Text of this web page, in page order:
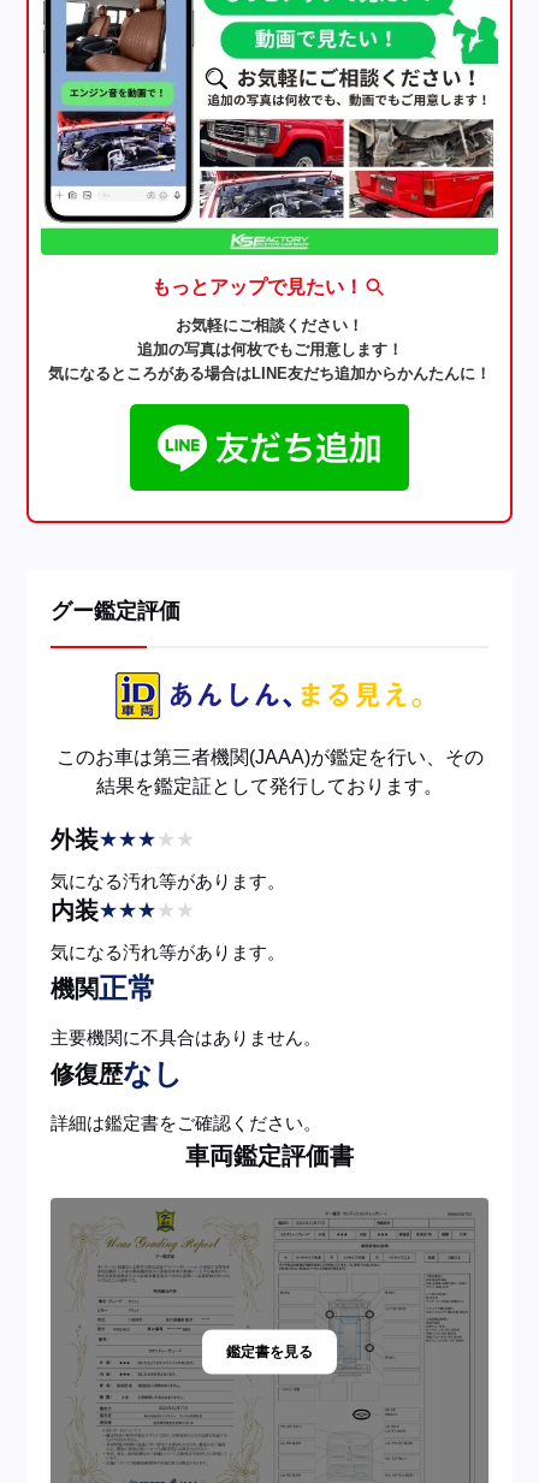
もっとアップで見たい！
お気軽にご相談ください！
追加の写真は何枚でもご用意します！
気になるところがある場合はLINE友だち追加からかんたんに！
グー鑑定評価
このお車は第三者機関(JAAA)が鑑定を行い、その
結果を鑑定証として発行しております。
外装★★★★ ★
気になる汚れ等があります。
内装★★★★ ★
気になる汚れ等があります。
機関正常
主要機関に不具合はありません。
修復歴なし
詳細は鑑定書をご確認ください。
車両鑑定評価書
鑑定書を見る